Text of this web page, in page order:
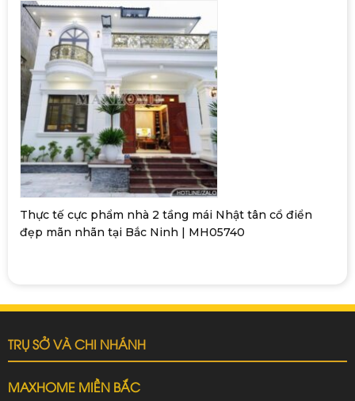
Thực tế cực phẩm nhà 2 tầng mái Nhật tân cổ điển
đẹp mãn nhãn tại Bắc Ninh | MH05740
TRỤ SỞ VÀ CHI NHÁNH
MAXHOME MIỀN BẮC